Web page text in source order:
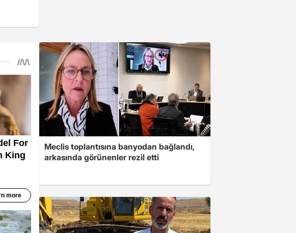
Meclis toplantısına banyodan bağlandı,
arkasında görünenler rezil etti